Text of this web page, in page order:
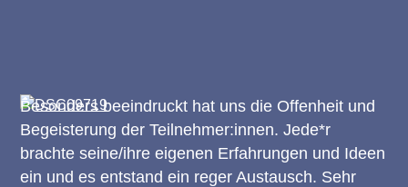
Besonders beeindruckt hat uns die Offenheit und
Begeisterung der Teilnehmer:innen. Jede*r
brachte seine/ihre eigenen Erfahrungen und Ideen
ein und es entstand ein reger Austausch. Sehr